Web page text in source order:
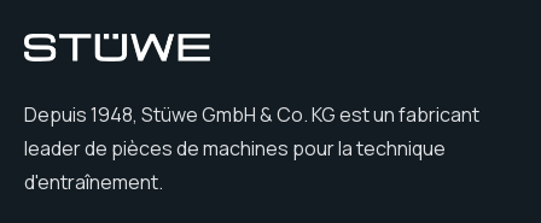
Depuis 1948, Stüwe GmbH & Co. KG est un fabricant
leader de pièces de machines pour la technique
d'entraînement.